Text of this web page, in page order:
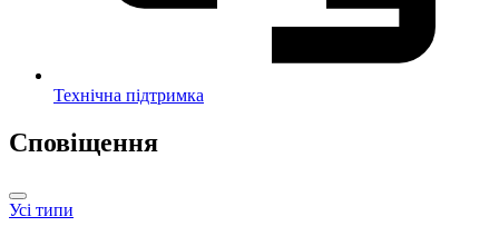
Технічна підтримка
Сповіщення
Усі типи